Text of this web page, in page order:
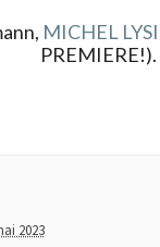
MICHEL
PREMIERE!).
2023